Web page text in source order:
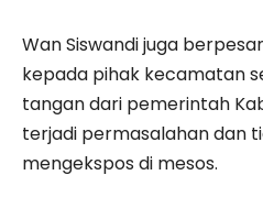
Wan Siswandi juga
kepada pihak kecamatan
tangan dari pemerintah
terjadi permasalahan dan
mengekspos di mesos.